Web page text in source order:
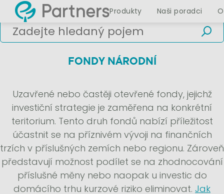
Produkty Naši poradci
FONDY NÁRODNÍ
Uzavřené nebo častěji otevřené fondy, jejichž
investiční strategie je zaměřena na konkrétní
teritorium. Tento druh fondů nabízí příležitost
účastnit se na příznivém vývoji na finančních
trzích v příslušných zemích nebo regionu. Zároveň
představují možnost podílet se na zhodnocování
příslušné měny nebo naopak u investic do
domácího trhu kurzové riziko eliminovat. Jak